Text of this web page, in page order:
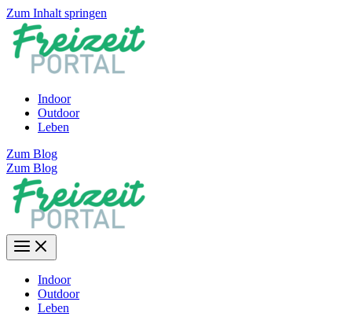
Zum Inhalt springen
Indoor
Outdoor
Leben
Zum Blog
Zum Blog
Indoor
Outdoor
Leben